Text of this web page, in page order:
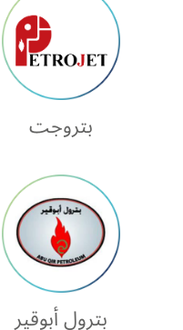
بتروجت
بترول أبوقير